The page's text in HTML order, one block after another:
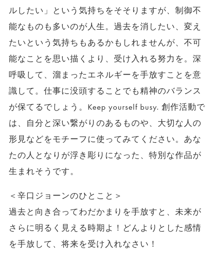
ルしたい」という気持ちをそそりますが、制御不
能なものも多いのが人生。過去を消したい、変え
たいという気持ちもあるかもしれませんが、不可
能なことを思い描くより、受け入れる努力を。深
呼吸して、溜まったエネルギーを手放すことを意
識して。仕事に没頭することでも精神のバランス
が保てるでしょう。Keep yourself busy. 創作活動で
は、自分と深い繋がりのあるものや、大切な人の
形見などをモチーフに使ってみてください。あな
たの人となりが浮き彫りになった、特別な作品が
生まれそうです。
＜辛口ジョーンのひとこと＞
過去と向き合ってわだかまりを手放すと、未来が
さらに明るく見える時期よ！どんよりとした感情
を手放して、将来を受け入れなさい！